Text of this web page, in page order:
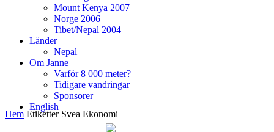
Mount Kenya 2007
Norge 2006
Tibet/Nepal 2004
Länder
Nepal
Om Janne
Varför 8 000 meter?
Tidigare vandringar
Sponsorer
English
Hem Etiketter Svea Ekonomi